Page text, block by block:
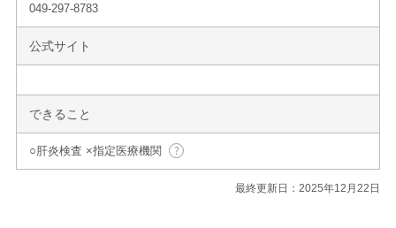
049-297-8783
公式サイト
できること
○肝炎検査 ×指定医療機関
最終更新日：2025年12月22日